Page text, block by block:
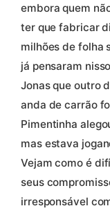
embora quem
ter que fabricar
milhões de folha
já pensaram
Jonas que outro
anda de carrão
Pimentinha
mas estava
Vejam como é
seus
irresponsável